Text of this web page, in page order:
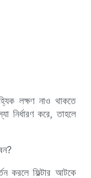
লক্ষণ নাও থাকতে
নির্ধারণ করে, তাহলে
করলে ফিল্টার আটকে